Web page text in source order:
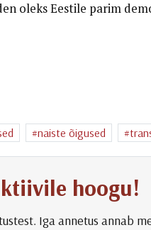
oleks Eestile parim
naiste õigused
hoogu!
Iga annetus annab